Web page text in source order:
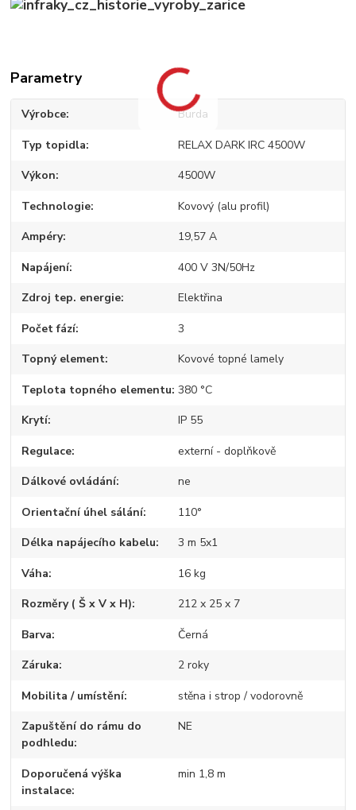
Parametry
Výrobce Burda
Typ topidla RELAX DARK IRC 4500W
Výkon 4500W
Technologie Kovový (alu profil)
Ampéry 19,57 A
Napájení 400 V 3N/50Hz
Zdroj tep. energie Elektřina
Počet fází 3
Topný element Kovové topné lamely
Teplota topného elementu 380 °C
Krytí IP 55
Regulace externí - doplňkově
Dálkové ovládání ne
Orientační úhel sálání 110°
Délka napájecího kabelu 3 m 5x1
Váha 16 kg
Rozměry ( Š x V x H) 212 x 25 x 7
Barva Černá
Záruka 2 roky
Mobilita / umístění stěna i strop / vodorovně
Zapuštění do rámu do
podhledu
NE
Doporučená výška
instalace
min 1,8 m